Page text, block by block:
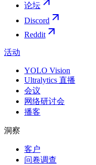
论坛
Discord
Reddit
活动
YOLO Vision
Ultralytics 直播
会议
网络研讨会
播客
洞察
客户
问卷调查